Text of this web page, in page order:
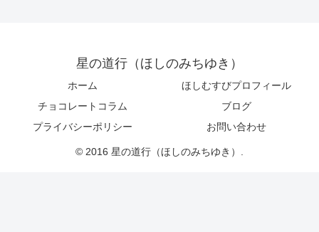
星の道行（ほしのみちゆき）
ホーム
ほしむすびプロフィール
チョコレートコラム
ブログ
プライバシーポリシー
お問い合わせ
© 2016 星の道行（ほしのみちゆき）.